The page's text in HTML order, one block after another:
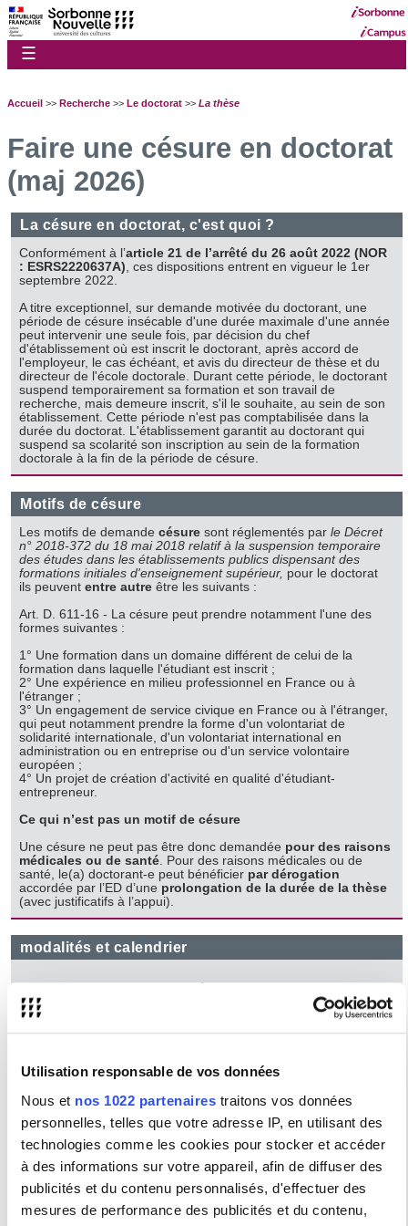
Utilisation responsable de vos données
Nous et nos 1022 partenaires traitons vos données
personnelles, telles que votre adresse IP, en utilisant des
technologies comme les cookies pour stocker et accéder
à des informations sur votre appareil, afin de diffuser des
publicités et du contenu personnalisés, d'effectuer des
mesures de performance des publicités et du contenu,
☰
Accueil >> Recherche >> Le doctorat >> La thèse
Faire une césure en doctorat
(maj 2026)
La césure en doctorat, c'est quoi ?
Conformément à l’article 21 de l’arrêté du 26 août 2022 (NOR
: ESRS2220637A), ces dispositions entrent en vigueur le 1er
septembre 2022.
A titre exceptionnel, sur demande motivée du doctorant, une
période de césure insécable d'une durée maximale d'une année
peut intervenir une seule fois, par décision du chef
d'établissement où est inscrit le doctorant, après accord de
l'employeur, le cas échéant, et avis du directeur de thèse et du
directeur de l'école doctorale. Durant cette période, le doctorant
suspend temporairement sa formation et son travail de
recherche, mais demeure inscrit, s'il le souhaite, au sein de son
établissement. Cette période n'est pas comptabilisée dans la
durée du doctorat. L'établissement garantit au doctorant qui
suspend sa scolarité son inscription au sein de la formation
doctorale à la fin de la période de césure.
Motifs de césure
Les motifs de demandecésure sont réglementés parle Décret
n° 2018-372 du18 mai 2018 relatif à la suspension temporaire
des études dans les établissements publics dispensant des
formations initiales d'enseignement supérieur, pour le doctorat
ils peuvententre autre être les suivants :
Art. D. 611-16 - La césure peut prendre notamment l'une des
formes suivantes :
1° Une formation dans un domaine différent de celui de la
formation dans laquelle l'étudiant est inscrit ;
2° Une expérience en milieu professionnel en France ou à
l'étranger ;
3° Un engagement de service civique en France ou à l'étranger,
qui peut notamment prendre la forme d'un volontariat de
solidarité internationale, d'un volontariat international en
administration ou en entreprise ou d'un service volontaire
européen ;
4° Un projet de création d'activité en qualité d'étudiant-
entrepreneur.
Ce qui n’est pas un motif de césure
Une césure ne peut pas être donc demandée pour des raisons
médicales ou de santé. Pour des raisons médicales ou de
santé, le(a) doctorant-e peut bénéficier par dérogation
accordée par l’ED d’une prolongation de la durée de la thèse
(avec justificatifs à l’appui).
modalités et calendrier
Pour faire une demande de césure, vous devez :
1/ télécharger et remplir le formulaire 2026-2027 de
2/le retourner complété, signé par vous et votre
directeur(trice) de recherche
l'adressant à votre gestionnaire d'école doctorale,accompagné
de votre lettre et de l’avis de votre directeur(trice) de recherche
pour le : lundi 28 septembre 2026, 23h59, délai de rigueur
titre de l’année universitaire 2026-2027.
La décision souveraine des autorités scientifiques vous sera
communiquée par votre gestionnaire d'école doctorale.